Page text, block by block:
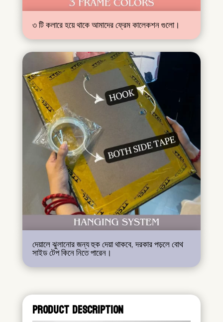
৩ টি কলারে হয়ে থাকে আমাদের ফ্রেম কালেকশন গুলো।
দেয়ালে ঝুলানোর জন্য হুক দেয়া থাকবে, দরকার পড়লে বোথ
সাইড টেপ কিনে নিতে পারেন।
PRODUCT DESCRIPTION